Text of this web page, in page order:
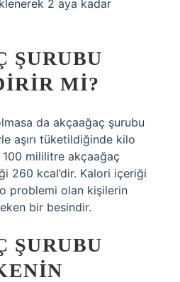
2 aya kadar
ŞURUBU
MI?
da akçaağaç şurubu
aşırı tüketildiğinde kilo
100 mililitre akçaağaç
260 kcal’dir. Kalori içeriği
problemi olan kişilerin
bir besindir.
ŞURUBU